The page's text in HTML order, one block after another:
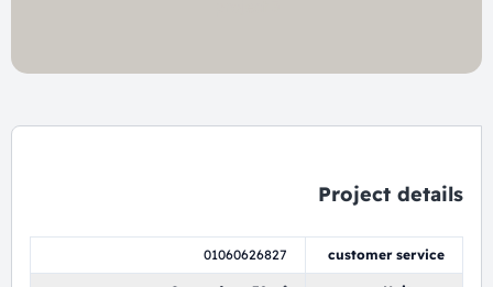
Project details
customer service
01060626827